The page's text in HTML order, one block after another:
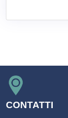
CONTATTI